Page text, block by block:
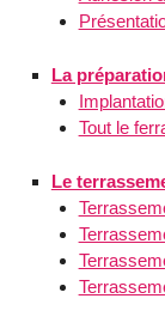
La
Tout le
Le